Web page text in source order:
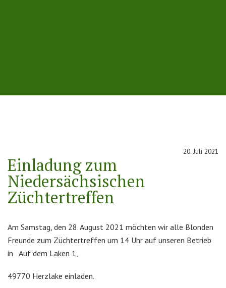
20. Juli 2021
Einladung zum
Niedersächsischen
Züchtertreffen
Am Samstag, den 28. August 2021 möchten wir alle Blonden
Freunde zum Züchtertreffen um 14 Uhr auf unseren Betrieb
in Auf dem Laken 1,
49770 Herzlake einladen.